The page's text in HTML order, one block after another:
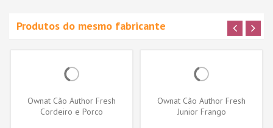
Produtos do mesmo fabricante
Ownat Cão Author Fresh
Cordeiro e Porco
Ownat Cão Author Fresh
Junior Frango